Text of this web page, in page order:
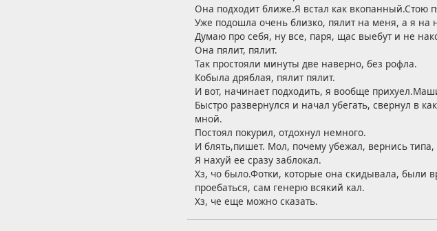
Она подходит ближе.Я встал как вкопанный.Стою
Уже подошла очень близко, пялит на меня, а я на
Думаю про себя, ну все, паря, щас выебут и не
Она пялит, пялит.
Так простояли минуты две наверно, без рофла.
Кобыла дряблая, пялит пялит.
И вот, начинает подходить, я вообще
Быстро развернулся и начал убегать, свернул в
мной.
Постоял покурил, отдохнул немного.
И блять,пишет. Мол, почему убежал, вернись типа,
Я нахуй ее сразу заблокал.
Хз, чо было.Фотки, которые она скидывала, были
проебаться, сам генерю всякий кал.
Хз, че еще можно сказать.